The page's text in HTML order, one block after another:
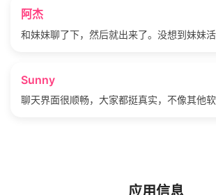
阿杰
和妹妹聊了下，然后就出来了。没想到妹妹活
Sunny
聊天界面很顺畅，大家都挺真实，不像其他软